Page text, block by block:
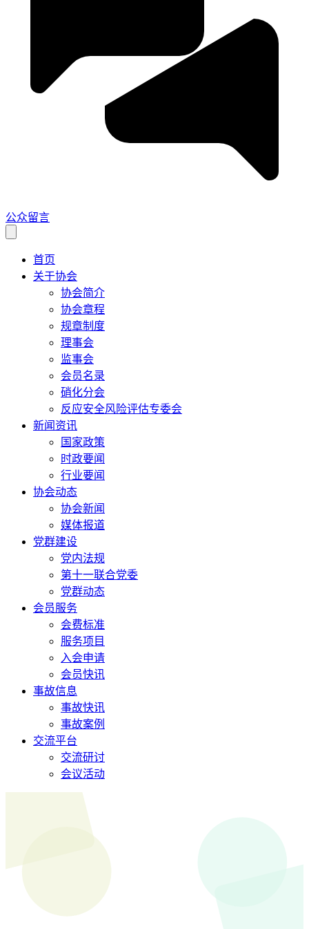
公众留言
首页
关于协会
协会简介
协会章程
规章制度
理事会
监事会
会员名录
硝化分会
反应安全风险评估专委会
新闻资讯
国家政策
时政要闻
行业要闻
协会动态
协会新闻
媒体报道
党群建设
党内法规
第十一联合党委
党群动态
会员服务
会费标准
服务项目
入会申请
会员快讯
事故信息
事故快讯
事故案例
交流平台
交流研讨
会议活动